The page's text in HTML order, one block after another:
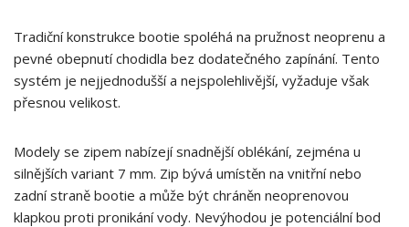
Tradiční konstrukce bootie spoléhá na pružnost neoprenu a
pevné obepnutí chodidla bez dodatečného zapínání. Tento
systém je nejjednodušší a nejspolehlivější, vyžaduje však
přesnou velikost.
Modely se zipem nabízejí snadnější oblékání, zejména u
silnějších variant 7 mm. Zip bývá umístěn na vnitřní nebo
zadní straně bootie a může být chráněn neoprenovou
klapkou proti pronikání vody. Nevýhodou je potenciální bod